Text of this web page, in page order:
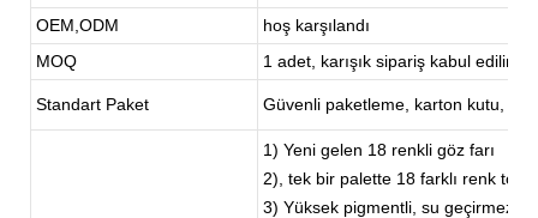
OEM,ODM
hoş karşılandı
MOQ
1 adet, karışık sipariş kabul edilir.
Standart Paket Güvenli paketleme, karton kutu,
1) Yeni gelen 18 renkli göz farı
2), tek bir palette 18 farklı renk tonu
3) Yüksek pigmentli, su geçirmez